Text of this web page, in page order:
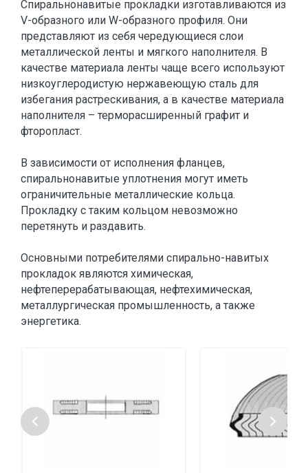
Спиральнонавитые прокладки изготавливаются из
V-образного или W-образного профиля. Они
представляют из себя чередующиеся слои
металлической ленты и мягкого наполнителя. В
качестве материала ленты чаще всего используют
низкоуглеродистую нержавеющую сталь для
избегания растрескивания, а в качестве материала
наполнителя – терморасширенный графит и
фторопласт.
В зависимости от исполнения фланцев,
спиральнонавитые уплотнения могут иметь
ограничительные металлические кольца.
Прокладку с таким кольцом невозможно
перетянуть и раздавить.
Основными потребителями спирально-навитых
прокладок являются химическая,
нефтеперерабатывающая, нефтехимическая,
металлургическая промышленность, а также
энергетика.